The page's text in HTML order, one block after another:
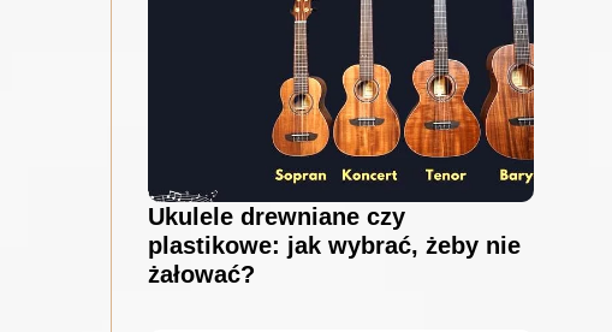
Ukulele drewniane czy
plastikowe: jak wybrać, żeby nie
żałować?